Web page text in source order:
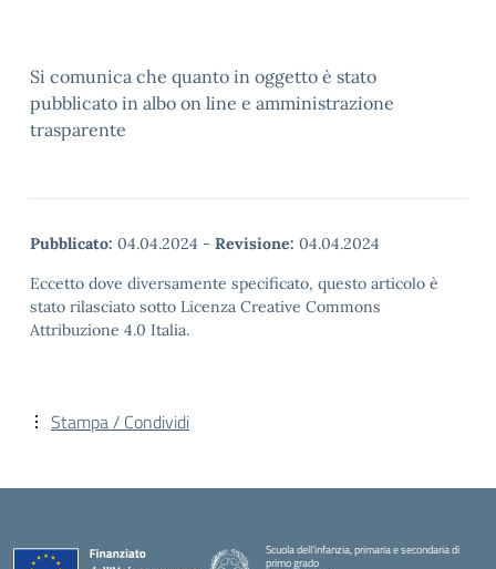
Si comunica che quanto in oggetto è stato
pubblicato in albo on line e amministrazione
trasparente
Pubblicato: 04.04.2024 - Revisione: 04.04.2024
Eccetto dove diversamente specificato, questo articolo è
stato rilasciato sotto Licenza Creative Commons
Attribuzione 4.0 Italia.
Stampa / Condividi
Scuola dell’infanzia, primaria e secondaria di
primo grado